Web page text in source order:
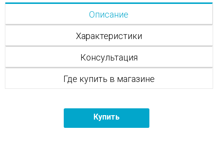
Описание
Характеристики
Консультация
Где купить в магазине
Купить